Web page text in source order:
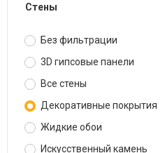
Стены
Без фильтрации
3D гипсовые панели
Все стены
Декоративные покрытия
Жидкие обои
Искусственный камень